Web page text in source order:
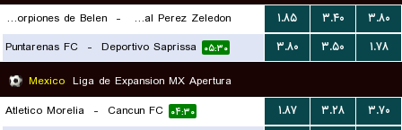
Escorpiones de Belen - Municipal Perez Zeledon
۰۳:۳۰
۱.۸۵ ۳.۴۰
۳.۸۰
Puntarenas FC - Deportivo Saprissa ۰۵:۳۰ ۳.۸۰ ۳.۵۰
۱.۷۸
Mexico Liga de Expansion MX Apertura
Atletico Morelia - Cancun FC ۰۴:۳۰ ۱.۸۷ ۳.۲۸
۳.۷۰